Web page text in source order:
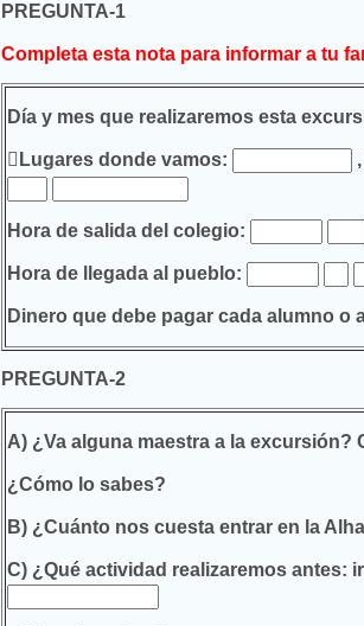
PREGUNTA-1
Completa esta nota para informar a tu
Día y mes que realizaremos esta
 Lugares donde vamos: ,
Hora de salida del colegio:
Hora de llegada al pueblo:
Dinero que debe pagar cada alumno o
PREGUNTA-2
A) ¿Va alguna maestra a la excursión?
¿Cómo lo sabes?
B) ¿Cuántonos cuesta entrar en la
C) ¿Qué actividad realizaremos antes: